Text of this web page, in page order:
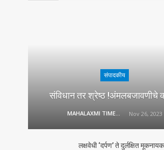
संपादकीय
संविधान तर श्रेष्ठ !अंमलबजावणीचे
MAHALAXMI TIMES Nov 26, 2023
लक्षवेधी ‘दर्पण’ ते दुर्लक्षित